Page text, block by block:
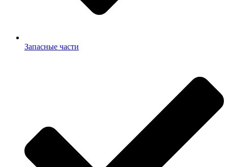
Запасные части